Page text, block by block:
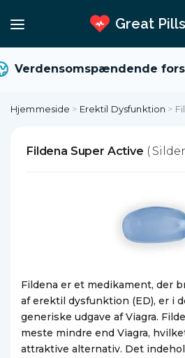
Great
Verdensomspændende
Hjemmeside > Erektil Dysfunktion >
Fildena Super Active (
Fildena er et medikament, der
af erektil dysfunktion (ED), er i
generiske udgave af Viagra.
meste mindre end Viagra,
attraktive alternativ. Det